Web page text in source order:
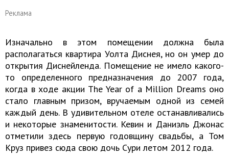
Реклама
Изначально в этом помещении должна была
располагаться квартира Уолта Диснея, но он умер до
открытия Диснейленда. Помещение не имело какого-
то определенного предназначения до 2007 года,
когда в ходе акции The Year of a Million Dreams оно
стало главным призом, вручаемым одной из семей
каждый день. В удивительном отеле останавливались
и некоторые знаменитости. Кевин и Даниэль Джонас
отметили здесь первую годовщину свадьбы, а Том
Круз привез сюда свою дочь Сури летом 2012 года.